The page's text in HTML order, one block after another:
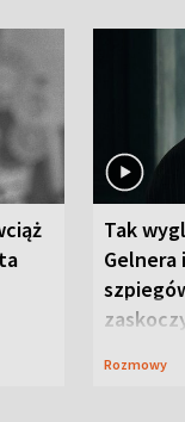
Tak
Gelnera
Rozmowy